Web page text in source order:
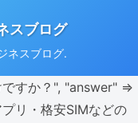
スブログ
スブログ.
すか？", "answer" =>
リ・格安SIMなどの